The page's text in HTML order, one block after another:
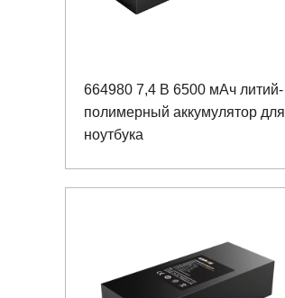
664980 7,4 В 6500 мАч литий-
полимерный аккумулятор для
ноутбука